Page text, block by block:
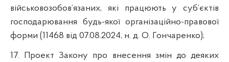
військовозобов’язаних, які працюють у суб’єктів
господарювання будь-якої організаційно-правової
форми (11468 від 07.08.2024, н. д. О. Гончаренко);
17. Проект Закону про внесення змін до деяких